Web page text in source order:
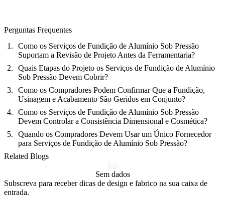
Perguntas Frequentes
Como os Serviços de Fundição de Alumínio Sob Pressão
Suportam a Revisão de Projeto Antes da Ferramentaria?
Quais Etapas do Projeto os Serviços de Fundição de Alumínio
Sob Pressão Devem Cobrir?
Como os Compradores Podem Confirmar Que a Fundição,
Usinagem e Acabamento São Geridos em Conjunto?
Como os Serviços de Fundição de Alumínio Sob Pressão
Devem Controlar a Consistência Dimensional e Cosmética?
Quando os Compradores Devem Usar um Único Fornecedor
para Serviços de Fundição de Alumínio Sob Pressão?
Related Blogs
Sem dados
Subscreva para receber dicas de design e fabrico na sua caixa de
entrada.